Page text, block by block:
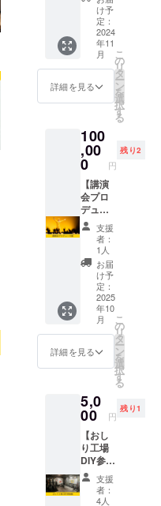
ありが
とう
メッ
セージ
をお届
けしま
す 【注
限：ク
ラファ
ン募集
終了日
から1年
間
に最適
な負荷
をかけ
られる
優れモ
ノの
フィッ
トネス
・S・
M・Lの
3本セッ
ト ・オ
リジナ
ルの
メッ
シュ
バッグ
付き
【商品
詳細】
●商品
名：
OSHIRI
bands
（ト
レーニ
ングバ
仕様：
ダクロ
ン素材
●本体カ
ラー：
写真の
通り ●
メッ
シュ
け予
定：
2024
年11
月
詳細を見る
こ
の
リ
タ
ー
ン
を
選
択
す
る
100
,00
0 円
残り2
【講演
会プロ
デュー
ス権】
・おし
り工場
長があ
なたの
講演会
をプロ
デュー
スしま
す 【プ
ロ
デュー
講演会
への集
客&プロ
モー
ション
・講演
会のPR
用デザ
イン ・
支援
者：
1人
お届
け予
定：
2025
年10
月
詳細を見る
こ
の
リ
タ
ー
ン
を
選
択
す
る
5,0
00 円
残り1
【おし
り工場
DIY参加
権】 ・
おしり
工場の
支援
者：
4人